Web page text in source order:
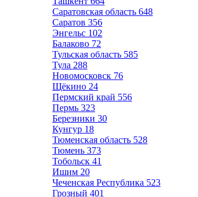
Саратовская область 648
Саратов 356
Энгельс 102
Балаково 72
Тульская область 585
Тула 288
Новомосковск 76
Щёкино 24
Пермский край 556
Пермь 323
Березники 30
Кунгур 18
Тюменская область 528
Тюмень 373
Тобольск 41
Ишим 20
Чеченская Республика 523
Грозный 401